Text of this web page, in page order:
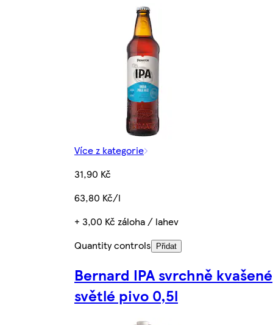
Více z kategorie
31,90 Kč
63,80 Kč/l
+ 3,00 Kč záloha / lahev
Quantity controls
Přidat
Bernard IPA svrchně kvašené
světlé pivo 0,5l